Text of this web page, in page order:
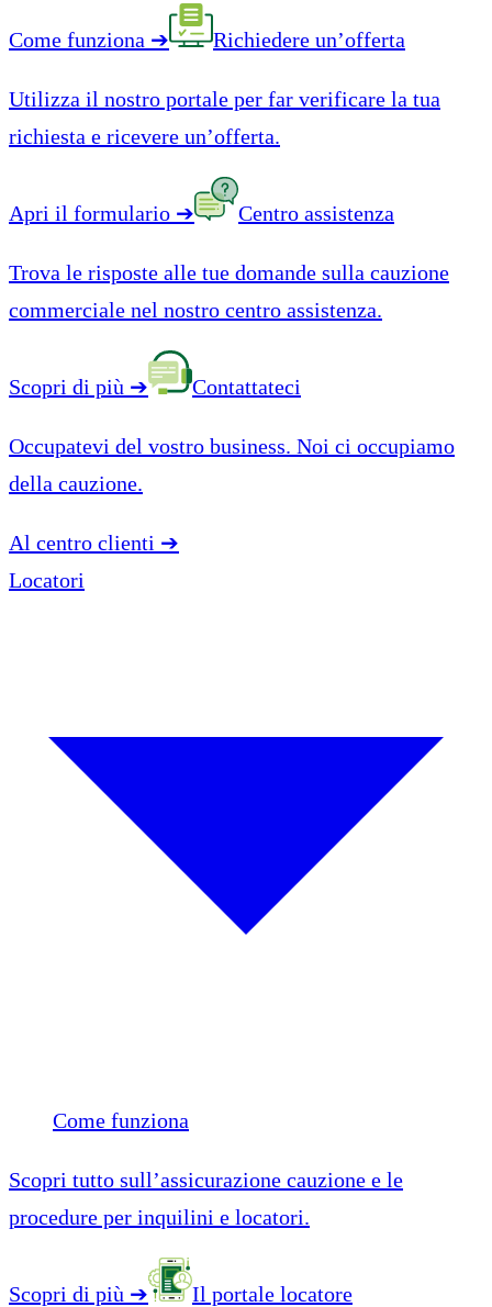
Come funziona ➔ Richiedere un’offerta
Utilizza il nostro portale per far verificare la tua
richiesta e ricevere un’offerta.
Apri il formulario ➔ Centro assistenza
Trova le risposte alle tue domande sulla cauzione
commerciale nel nostro centro assistenza.
Scopri di più ➔ Contattateci
Occupatevi del vostro business. Noi ci occupiamo
della cauzione.
Al centro clienti ➔
Locatori
Come funziona
Scopri tutto sull’assicurazione cauzione e le
procedure per inquilini e locatori.
Scopri di più ➔ Il portale locatore